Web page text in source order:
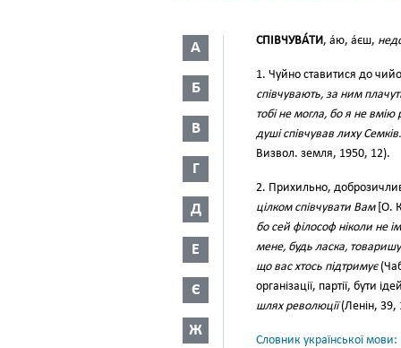
А
Б
В
Г
Д
Е
Є
Ж
СПІВЧУВА́ТИ, а́ю, а́єш,
1. Чуйно ставитися до
співчувають, за ним
тобі не могла, бо я не вмію
душі співчував лиху
Визвол. земля, 1950, 12).
2. Прихильно,
цілком співчувати Вам[О.
бо сей філософ ніколи не
мене, будь ласка,
що вас хтось підтримує
організації, партії, бути
шлях революції(Ленін, 39,
Словник української